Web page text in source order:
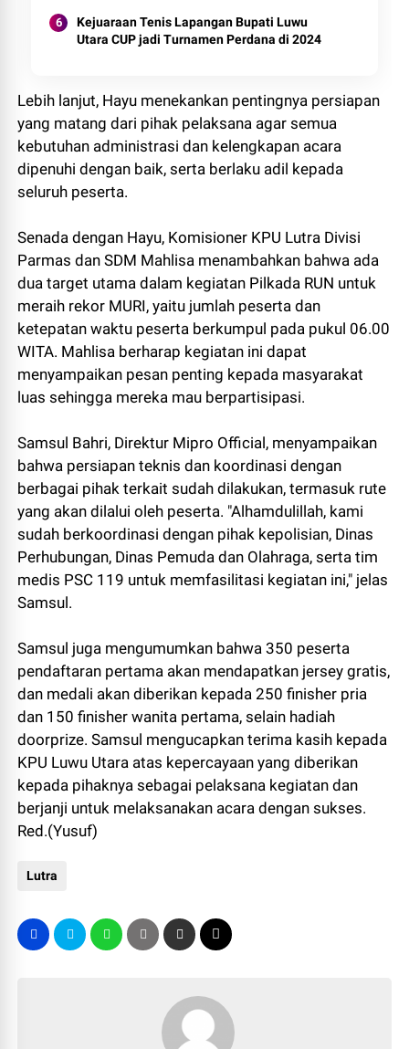
Kejuaraan Tenis Lapangan Bupati Luwu
Utara CUP jadi Turnamen Perdana di 2024
Lebih lanjut, Hayu menekankan pentingnya persiapan
yang matang dari pihak pelaksana agar semua
kebutuhan administrasi dan kelengkapan acara
dipenuhi dengan baik, serta berlaku adil kepada
seluruh peserta.
Senada dengan Hayu, Komisioner KPU Lutra Divisi
Parmas dan SDM Mahlisa menambahkan bahwa ada
dua target utama dalam kegiatan Pilkada RUN untuk
meraih rekor MURI, yaitu jumlah peserta dan
ketepatan waktu peserta berkumpul pada pukul 06.00
WITA. Mahlisa berharap kegiatan ini dapat
menyampaikan pesan penting kepada masyarakat
luas sehingga mereka mau berpartisipasi.
Samsul Bahri, Direktur Mipro Official, menyampaikan
bahwa persiapan teknis dan koordinasi dengan
berbagai pihak terkait sudah dilakukan, termasuk rute
yang akan dilalui oleh peserta. "Alhamdulillah, kami
sudah berkoordinasi dengan pihak kepolisian, Dinas
Perhubungan, Dinas Pemuda dan Olahraga, serta tim
medis PSC 119 untuk memfasilitasi kegiatan ini," jelas
Samsul.
Samsul juga mengumumkan bahwa 350 peserta
pendaftaran pertama akan mendapatkan jersey gratis,
dan medali akan diberikan kepada 250 finisher pria
dan 150 finisher wanita pertama, selain hadiah
doorprize. Samsul mengucapkan terima kasih kepada
KPU Luwu Utara atas kepercayaan yang diberikan
kepada pihaknya sebagai pelaksana kegiatan dan
berjanji untuk melaksanakan acara dengan sukses.
Red.(Yusuf)
Lutra